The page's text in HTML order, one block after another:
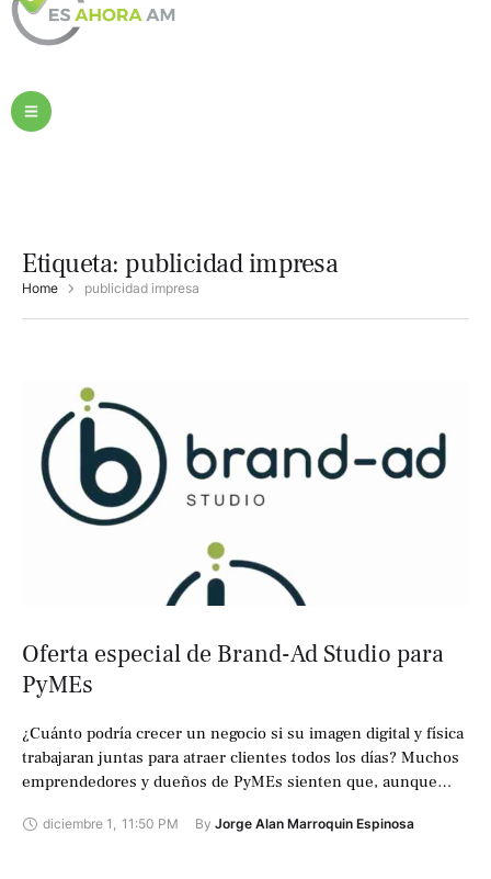
Etiqueta: publicidad impresa
Home publicidad impresa
Oferta especial de Brand-Ad Studio para
PyMEs
¿Cuánto podría crecer un negocio si su imagen digital y física
trabajaran juntas para atraer clientes todos los días? Muchos
emprendedores y dueños de PyMEs sienten que, aunque
diciembre 1 , 11:50 PM By Jorge Alan Marroquin Espinosa